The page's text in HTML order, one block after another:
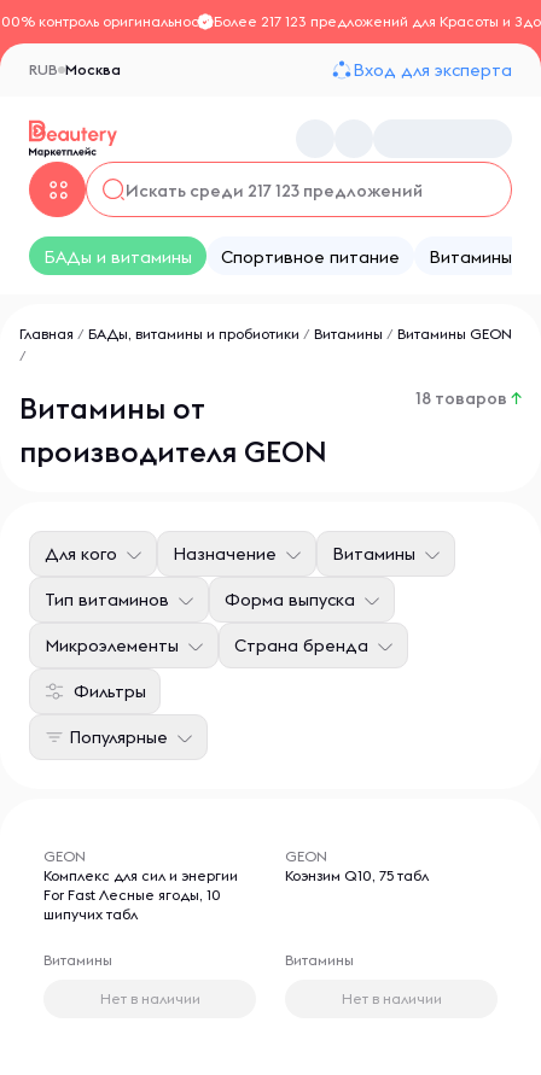
контроль оригинальностиБолее 217 123 предложений для Красоты и
Москва
RUB Вход для эксперта
БАДы и витамины Спортивное питание Витамины
Главная / БАДы, витамины и пробиотики / Витамины / Витамины GEON
/
Витамины от
производителя GEON
18 товаров ↑
Фильтры
Для кого Назначение Витамины
Тип витаминов Форма выпуска
Микроэлементы Страна бренда
Популярные
GEON
Комплекс для сил и энергии
For Fast Лесные ягоды, 10
шипучих табл
Витамины
Нет в наличии
GEON
Коэнзим Q10, 75 табл
Витамины
Нет в наличии